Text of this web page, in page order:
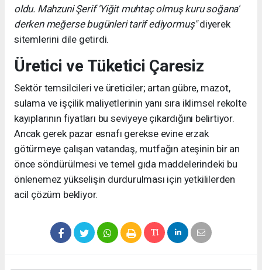
oldu. Mahzuni Şerif 'Yiğit muhtaç olmuş kuru soğana'
derken meğerse bugünleri tarif ediyormuş"diyerek
sitemlerini dile getirdi.
Üretici ve Tüketici Çaresiz
Sektör temsilcileri ve üreticiler; artan gübre, mazot,
sulama ve işçilik maliyetlerinin yanı sıra iklimsel rekolte
kayıplarının fiyatları bu seviyeye çıkardığını belirtiyor.
Ancak gerek pazar esnafı gerekse evine erzak
götürmeye çalışan vatandaş, mutfağın ateşinin bir an
önce söndürülmesi ve temel gıda maddelerindeki bu
önlenemez yükselişin durdurulması için yetkililerden
acil çözüm bekliyor.